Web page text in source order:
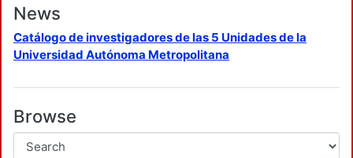
News
Catálogo de investigadores de las 5 Unidades de la
Universidad Autónoma Metropolitana
Browse